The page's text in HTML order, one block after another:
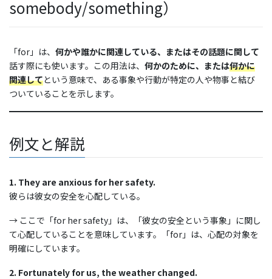
somebody/something）
「for」は、 何かや誰かに関連している、またはその話題に関して
話す際にも使います。この用法は、 何かのために、または何かに
関連してという意味で、ある事象や行動が特定の人や物事と結び
ついていることを示します。
例文と解説
1. They are anxious for her safety.
彼らは彼女の安全を心配している。
→ ここで「for her safety」は、「彼女の安全という事象」に関し
て心配していることを意味しています。「for」は、心配の対象を
明確にしています。
2. Fortunately for us, the weather changed.